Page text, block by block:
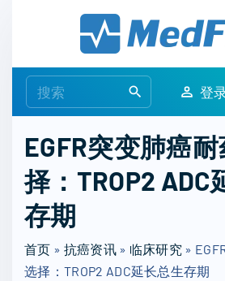
e
r
c
h
r
登
EGFR突变肺癌
择：TROP2 ADC
存期
首页 » 抗癌资讯» 临床研究 »
选择：TROP2 ADC延长总生存期